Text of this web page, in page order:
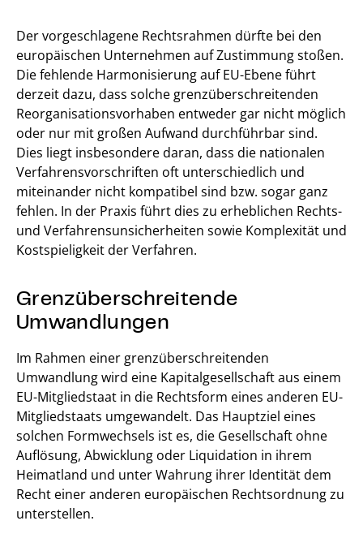
Der vorgeschlagene Rechtsrahmen dürfte bei den
europäischen Unternehmen auf Zustimmung stoßen.
Die fehlende Harmonisierung auf EU-Ebene führt
derzeit dazu, dass solche grenzüberschreitenden
Reorganisationsvorhaben entweder gar nicht möglich
oder nur mit großen Aufwand durchführbar sind.
Dies liegt insbesondere daran, dass die nationalen
Verfahrensvorschriften oft unterschiedlich und
miteinander nicht kompatibel sind bzw. sogar ganz
fehlen. In der Praxis führt dies zu erheblichen Rechts-
und Verfahrensunsicherheiten sowie Komplexität und
Kostspieligkeit der Verfahren.
Grenzüberschreitende
Umwandlungen
Im Rahmen einer grenzüberschreitenden
Umwandlung wird eine Kapitalgesellschaft aus einem
EU-Mitgliedstaat in die Rechtsform eines anderen EU-
Mitgliedstaats umgewandelt. Das Hauptziel eines
solchen Formwechsels ist es, die Gesellschaft ohne
Auflösung, Abwicklung oder Liquidation in ihrem
Heimatland und unter Wahrung ihrer Identität dem
Recht einer anderen europäischen Rechtsordnung zu
unterstellen.